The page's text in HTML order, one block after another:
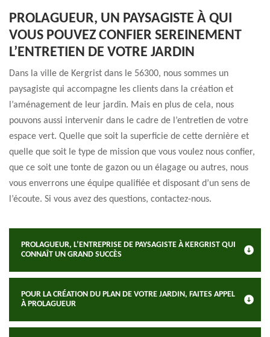
PROLAGUEUR, UN PAYSAGISTE À QUI
VOUS POUVEZ CONFIER SEREINEMENT
L’ENTRETIEN DE VOTRE JARDIN
Dans la ville de Kergrist dans le 56300, nous sommes un
paysagiste qui accompagne les clients dans la création et
l’aménagement de leur jardin. Mais en plus de cela, nous
pouvons aussi intervenir dans le cadre de l’entretien de votre
espace vert. Quelle que soit la superficie de cette dernière et
quelle que soit le type de mission que vous voulez nous confier,
que ce soit une tonte de gazon ou un élagage ou autres, nous
vous enverrons une équipe qualifiée et disposant d’un sens de
l’écoute. Si vous avez des questions, contactez-nous.
PROLAGUEUR, L’ENTREPRISE DE PAYSAGISTE À KERGRIST QUI
CONNAÎT UN GRAND SUCCÈS
POUR LA CRÉATION DU PLAN DE VOTRE JARDIN, FAITES APPEL
À PROLAGUEUR